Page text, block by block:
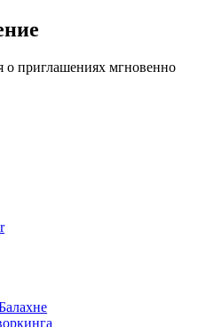
о приглашениях мгновенно